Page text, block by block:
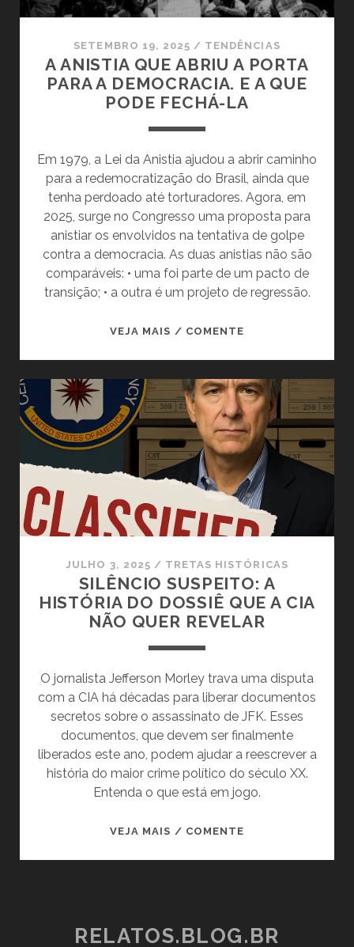
A
SETEMBRO 19, 2025 / TENDÊNCIAS
A ANISTIA QUE ABRIU A PORTA
PARA A DEMOCRACIA. E A QUE
PODE FECHÁ-LA
Em 1979, a Lei da Anistia ajudou a abrir caminho
para a redemocratização do Brasil, ainda que
tenha perdoado até torturadores. Agora, em
2025, surge no Congresso uma proposta para
anistiar os envolvidos na tentativa de golpe
contra a democracia. As duas anistias não são
comparáveis: • uma foi parte de um pacto de
transição; • a outra é um projeto de regressão.
VEJA MAIS / COMENTEA
ABRIU
A
PORTA
PARA
DEMOCRACIA.
E
A
QUE
PODE
FECHÁ-
LA
JULHO 3, 2025 / TRETAS HISTÓRICAS
SILÊNCIO SUSPEITO: A
HISTÓRIA DO DOSSIÊ QUE A CIA
NÃO QUER REVELAR
O jornalista Jefferson Morley trava uma disputa
com a CIA há décadas para liberar documentos
secretos sobre o assassinato de JFK. Esses
documentos, que devem ser finalmente
liberados este ano, podem ajudar a reescrever a
história do maior crime político do século XX.
Entenda o que está em jogo.
VEJA MAIS / COMENTESILÊNCIO
QUE
RELATOS.BLOG.BR